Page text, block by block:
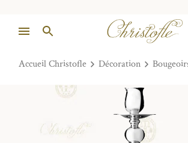
Accueil Christofle Décoration